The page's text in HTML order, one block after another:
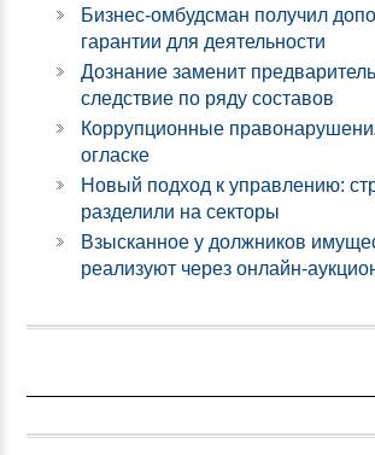
Бизнес-омбудсман получил
гарантии для деятельности
Дознание заменит
следствие по ряду составов
Коррупционные
огласке
Новый подход к управлению:
разделили на секторы
Взысканное у должников
реализуют через онлайн-